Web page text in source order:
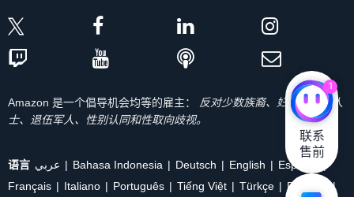
Amazon 是一个倡导机会均等的雇主：
反对少数族裔、妇女、残疾人
士、退伍军人、性别认同和性取向歧视。
语言 عربي Bahasa Indonesia Deutsch English
Español
Français
Italiano Português Tiếng Việt Türkçe Ρусский
1
联系
售前